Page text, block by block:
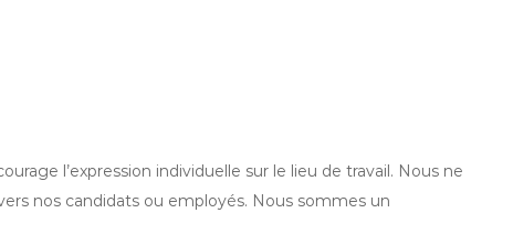
l’expression individuelle sur le lieu de travail. Nous ne
nos candidats ou employés. Nous sommes un